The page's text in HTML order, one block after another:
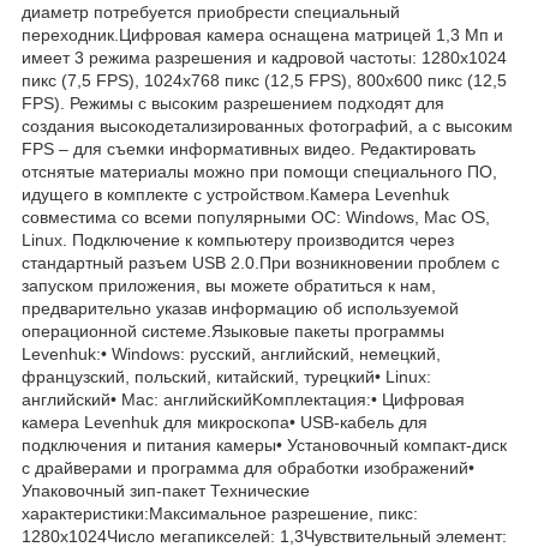
диаметр потребуется приобрести специальный
переходник.Цифровая камера оснащена матрицей 1,3 Мп и
имеет 3 режима разрешения и кадровой частоты: 1280х1024
пикс (7,5 FPS), 1024х768 пикс (12,5 FPS), 800х600 пикс (12,5
FPS). Режимы с высоким разрешением подходят для
создания высокодетализированных фотографий, а с высоким
FPS – для съемки информативных видео. Редактировать
отснятые материалы можно при помощи специального ПО,
идущего в комплекте с устройством.Камера Levenhuk
совместима со всеми популярными ОС: Windows, Mac OS,
Linux. Подключение к компьютеру производится через
стандартный разъем USB 2.0.При возникновении проблем с
запуском приложения, вы можете обратиться к нам,
предварительно указав информацию об используемой
операционной системе.Языковые пакеты программы
Levenhuk:• Windows: русский, английский, немецкий,
французский, польский, китайский, турецкий• Linux:
английский• Mac: английскийKомплектация:• Цифровая
камера Levenhuk для микроскопа• USB-кабель для
подключения и питания камеры• Установочный компакт-диск
с драйверами и программа для обработки изображений•
Упаковочный зип-пакет Технические
характеристики:Максимальное разрешение, пикс:
1280x1024Число мегапикселей: 1,3Чувствительный элемент: